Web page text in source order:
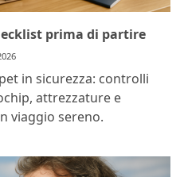
prima di partire
in sicurezza: controlli
attrezzature e
viaggio sereno.